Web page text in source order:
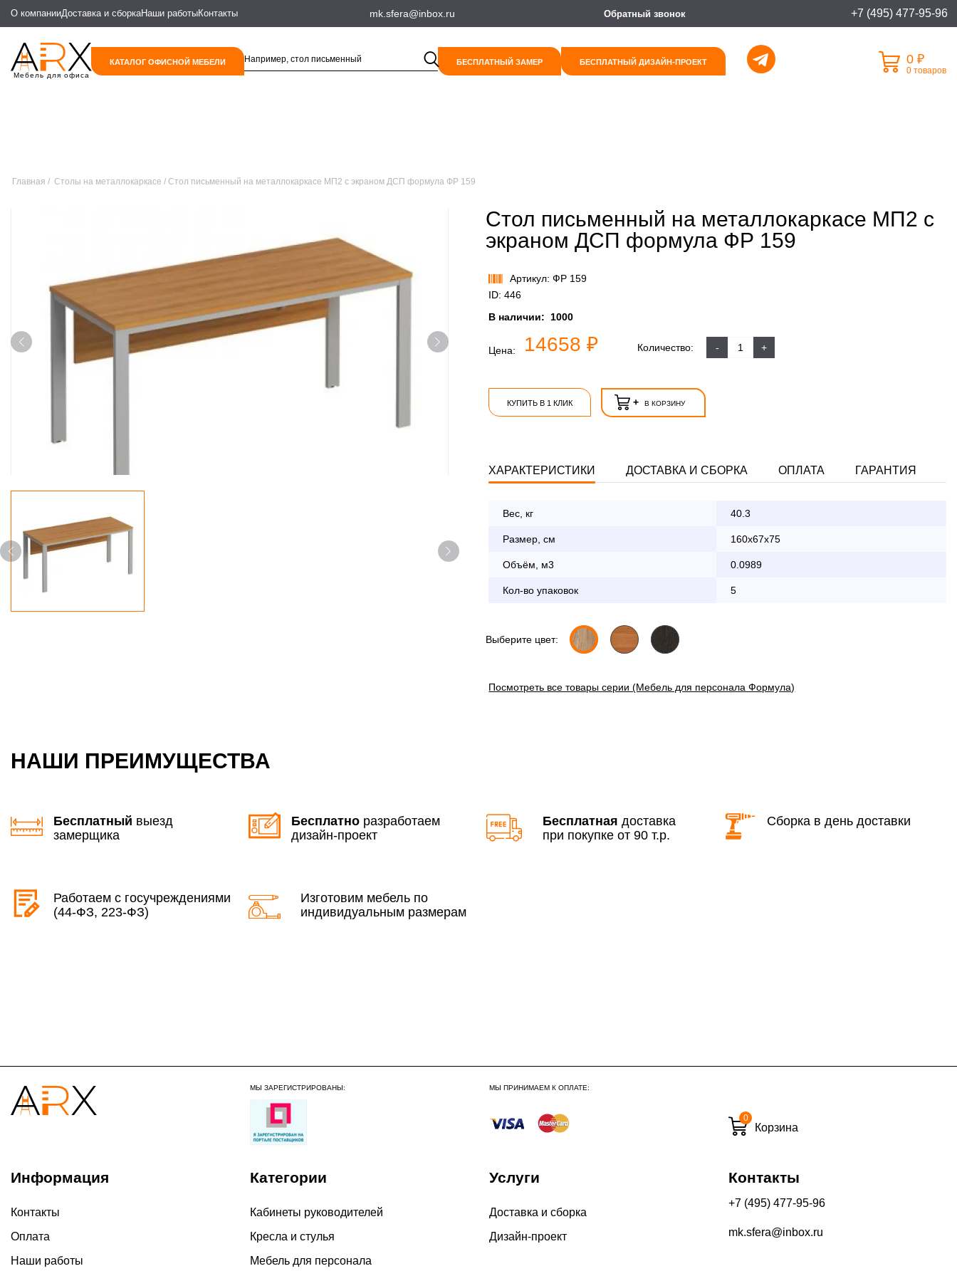
О компанииДоставка и сборкаНаши работыКонтакты mk.sfera@inbox.ru Обратный звонок +7 (495) 477-95-96
Мебель для офиса
КАТАЛОГ ОФИСНОЙ МЕБЕЛИ БЕСПЛАТНЫЙ ЗАМЕР БЕСПЛАТНЫЙ ДИЗАЙН-ПРОЕКТ 0 ₽
0 товаров
Главная Столы на металлокаркасе Стол письменный на металлокаркасе МП2 с экраном ДСП формула ФР 159
Стол письменный на металлокаркасе МП2 с
экраном ДСП формула ФР 159
Артикул: ФР 159
ID: 446
В наличии:
1000
Цена: 14658 ₽ Количество: - +
КУПИТЬ В 1 КЛИК + В КОРЗИНУ
ХАРАКТЕРИСТИКИ ДОСТАВКА И СБОРКА ОПЛАТА ГАРАНТИЯ
Вес, кг 40.3
Размер, см 160x67x75
Объём, м3 0.0989
Кол-во упаковок 5
По Москве в пределах МКАД осуществляется в будние дни
Свыше 90 000 руб.
бесплатно
По Москве в пределах МКАД в выходные и вечернее время
Сборка по Московской области при заказе:
По Москве
Оплата заказа банковской картой
Выберите цвет:
Посмотреть все товары серии (Мебель для персонала Формула)
НАШИ ПРЕИМУЩЕСТВА
Бесплатный выезд
замерщика
Бесплатно разработаем
дизайн-проект
Бесплатная доставка
при покупке от 90 т.р.
Сборка в день доставки
Работаем с госучреждениями
(44-ФЗ, 223-ФЗ)
Изготовим мебель по
индивидуальным размерам
МЫ ЗАРЕГИСТРИРОВАНЫ: МЫ ПРИНИМАЕМ К ОПЛАТЕ:
0
Корзина
Информация
Контакты
Оплата
Наши работы
Категории
Кабинеты руководителей
Кресла и стулья
Мебель для персонала
Услуги
Доставка и сборка
Дизайн-проект
Контакты
+7 (495) 477-95-96
mk.sfera@inbox.ru